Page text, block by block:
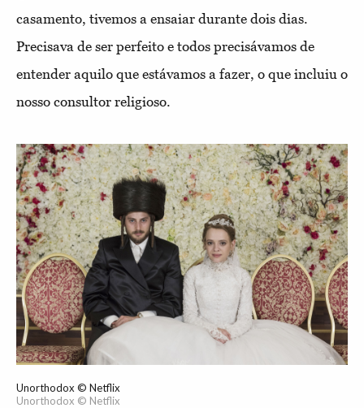
casamento, tivemos a ensaiar durante dois dias.
Precisava de ser perfeito e todos precisávamos de
entender aquilo que estávamos a fazer, o que incluiu o
nosso consultor religioso.
Unorthodox © Netflix
Unorthodox © Netflix